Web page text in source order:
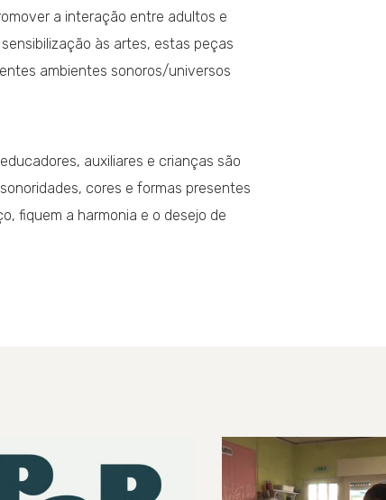
a interação entre adultos e
às artes, estas peças
ambientes sonoros/universos
auxiliares e crianças são
cores e formas presentes
fiquem a harmonia e o desejo de